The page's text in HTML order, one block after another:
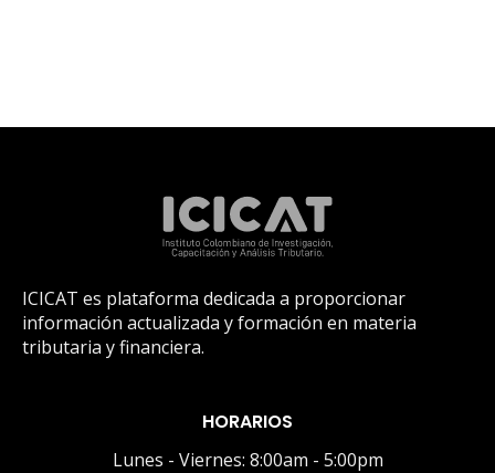
ICICAT es plataforma dedicada a proporcionar
información actualizada y formación en materia
tributaria y financiera.
HORARIOS
Lunes - Viernes: 8:00am - 5:00pm